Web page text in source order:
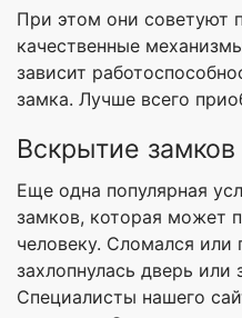
При этом они советуют
качественные
зависит
замка. Лучше всего
Вскрытие замков
Еще одна популярная
замков, которая может
человеку. Сломался или
захлопнулась дверь или
Специалисты нашего